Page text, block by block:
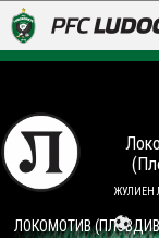
LUDOGORETS TV
НА ТЕРЕНА
СТАДИОН & БАЗИ
ЖУЛИЕН
ЛОКОМОТИВ